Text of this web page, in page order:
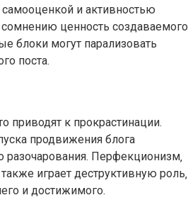
самооценкой и активностью
сомнению ценность создаваемого
блоки могут парализовать
поста.
приводят к прокрастинации.
продвижения блога
разочарования. Перфекционизм‚
играет деструктивную роль‚
и достижимого.